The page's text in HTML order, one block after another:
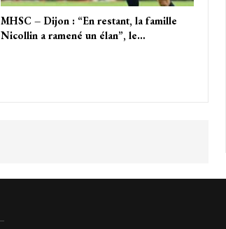
MHSC – Dijon : “En restant, la famille
Nicollin a ramené un élan”, le…